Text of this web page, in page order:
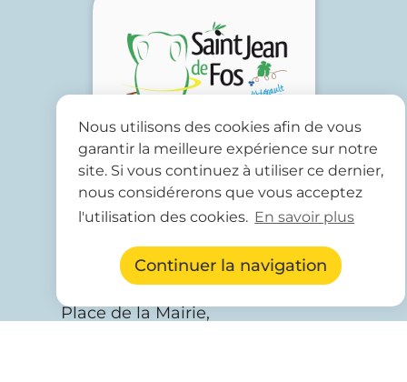
Mairie de Saint Jean de Fos
Place de la Mairie,
Nous utilisons des cookies afin de vous
garantir la meilleure expérience sur notre
site. Si vous continuez à utiliser ce dernier,
nous considérerons que vous acceptez
l'utilisation des cookies. En savoir plus
Continuer la navigation